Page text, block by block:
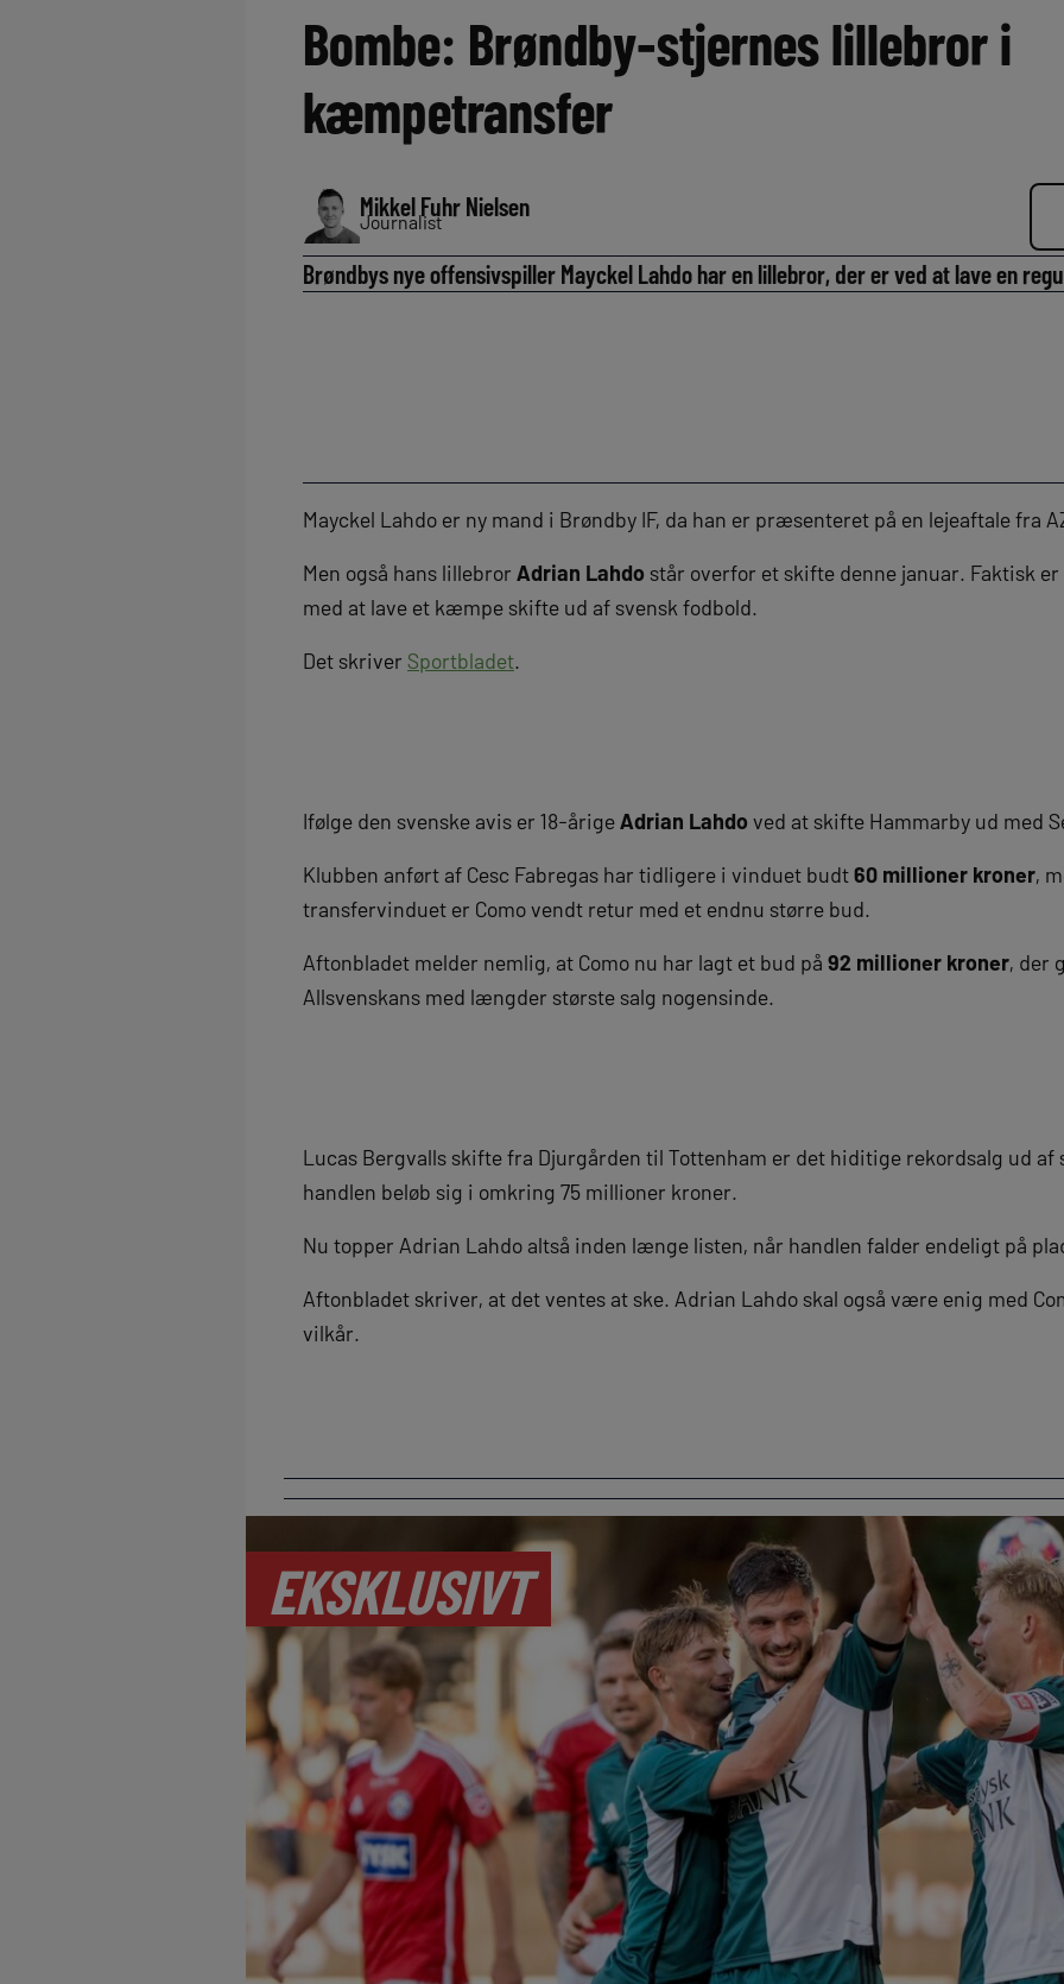
Bombe: Brøndby-stjernes lillebror i
kæmpetransfer
Mikkel Fuhr Nielsen
Journalist
Brøndbys nye offensivspiller Mayckel Lahdo har en lillebror, der er ved at lave en
Mayckel Lahdo er ny mand i Brøndby IF, da han er præsenteret på en lejeaftale fra
Men også hans lillebror Adrian Lahdo står overfor et skifte denne januar. Faktisk
med at lave et kæmpe skifte ud af svensk fodbold.
Det skriver Sportbladet.
Ifølge den svenske avis er 18-årigeAdrian Lahdo ved at skifte Hammarby ud med
Klubben anført af Cesc Fabregas har tidligere i vinduet budt60 millioner kroner,
transfervinduet er Como vendt retur med et endnu større bud.
Aftonbladet melder nemlig, at Como nu har lagt et bud på 92 millioner kroner, der
Allsvenskans med længder største salg nogensinde.
Lucas Bergvalls skifte fra Djurgården til Tottenham er det hiditige rekordsalg ud af
handlen beløb sig i omkring 75 millioner kroner.
Nu topper Adrian Lahdo altså inden længe listen, når handlen falder endeligt på
Aftonbladet skriver, at det ventes at ske. Adrian Lahdo skal også være enig med
vilkår.
EKSKLUSIVT